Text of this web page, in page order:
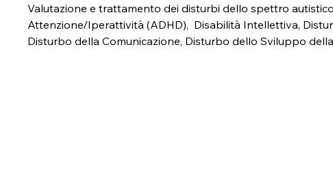
Valutazione e trattamento dei disturbi dello spettro
Attenzione/Iperattività (ADHD),  Disabilità Intellettiva,
Disturbo della Comunicazione, Disturbo dello Sviluppo